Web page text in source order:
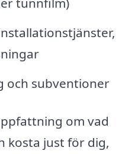
och subventioner
om vad
kosta just för dig,